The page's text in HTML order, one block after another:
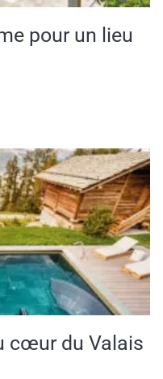
pour un lieu
cœur du Valais